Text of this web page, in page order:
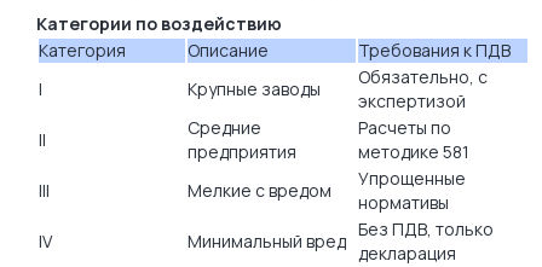
Категории по воздействию
Категория
Описание
Требования к ПДВ
I
Крупные заводы
Обязательно, с
экспертизой
II
Средние
предприятия
Расчеты по
методике 581
III
Мелкие с вредом
Упрощенные
нормативы
IV
Минимальный вред
Без ПДВ, только
декларация